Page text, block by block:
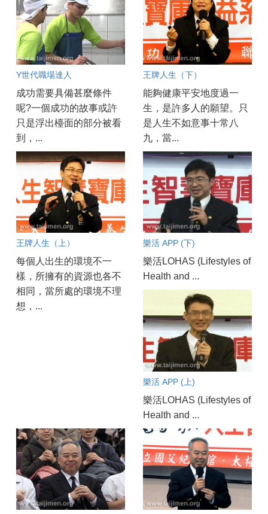
Y世代職場達人
成功需要具備甚麼條件
呢?一個成功的故事或許
只是浮出檯面的部分被看
到，...
王牌人生（下）
能夠健康平安地度過一
生，是許多人的願望。只
是人生不如意事十常八
九，當...
王牌人生（上）
每個人出生的環境不一
樣，所擁有的資源也各不
相同，當所處的環境不理
想，...
樂活 APP (下)
樂活LOHAS (Lifestyles of
Health and ...
樂活 APP (上)
樂活LOHAS (Lifestyles of
Health and ...